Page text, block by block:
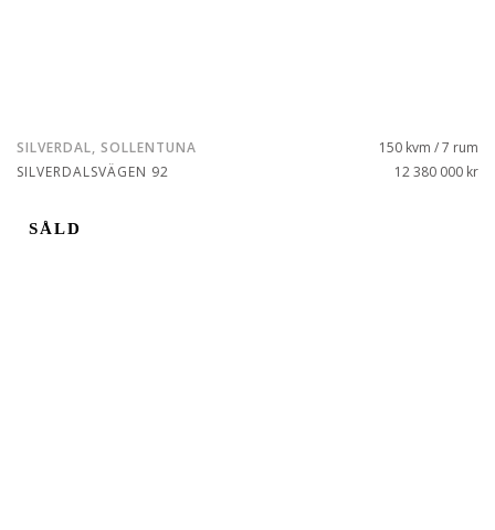
SILVERDAL, SOLLENTUNA
SILVERDALSVÄGEN 92
150 kvm / 7 rum
12 380 000 kr
SÅLD